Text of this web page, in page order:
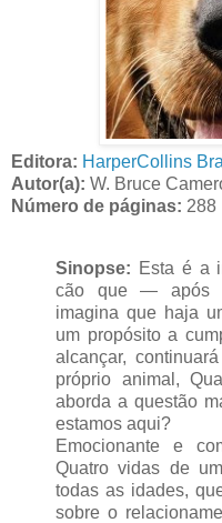
Editora: HarperCollins
Autor(a): W. Bruce
Número de páginas: 288
Sinopse: Esta é a
cão que — após
imagina que haja
um propósito a
alcançar,
próprio animal,
aborda a questão
estamos aqui?
Emocionante e
Quatro vidas de
todas as idades,
sobre o